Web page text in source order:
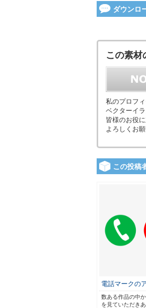
ダウンロ
この素材
私のプロフ
ベクターイ
皆様のお役
よろしくお願
この投稿
電話マークの
数ある作品の中
を見ていただき